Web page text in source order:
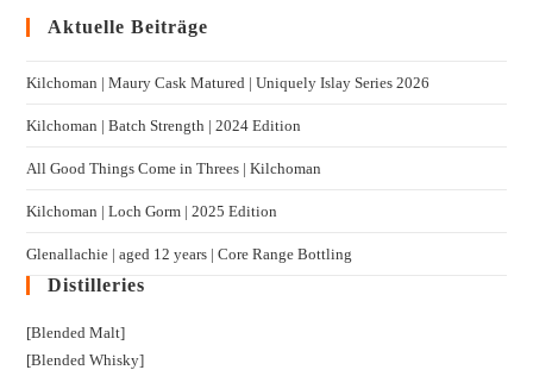
Aktuelle Beiträge
Kilchoman | Maury Cask Matured | Uniquely Islay Series 2026
Kilchoman | Batch Strength | 2024 Edition
All Good Things Come in Threes | Kilchoman
Kilchoman | Loch Gorm​ | 2025 Edition
Glenallachie | aged 12 years | Core Range Bottling
Distilleries
[Blended Malt]
[Blended Whisky]